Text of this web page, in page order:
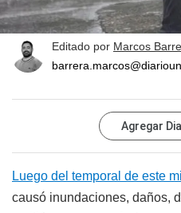
Editado por Marcos
Agregar
Luego del temporal de este
causó inundaciones, daños,